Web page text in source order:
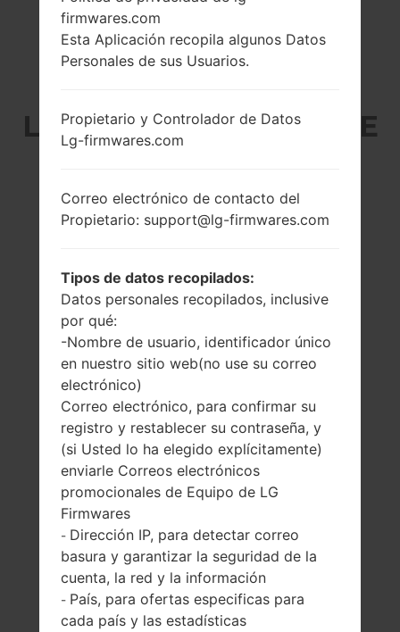
LG KG920 (LGKG920) DE
2.0 pulgadas
240 x 320 píxeles
(~200 densidad de
píxeles por
pulgada)
138 gramos (4.86
onzas)
firmwares.com
Esta Aplicación recopila algunos Datos
Personales de sus Usuarios.
Propietario y Controlador de Datos
Lg-firmwares.com
Correo electrónico de contacto del
Propietario: support@lg-firmwares.com
Tipos de datos recopilados:
Datos personales recopilados, inclusive
por qué:
-Nombre de usuario, identificador único
en nuestro sitio web(no use su correo
electrónico)
Correo electrónico, para confirmar su
registro y restablecer su contraseña, y
(si Usted lo ha elegido explícitamente)
enviarle Correos electrónicos
promocionales de Equipo de LG
Firmwares
- Dirección IP, para detectar correo
basura y garantizar la seguridad de la
cuenta, la red y la información
- País, para ofertas especificas para
cada país y las estadísticas